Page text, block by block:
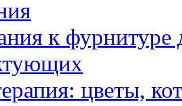
к фурнитуре
цветы,